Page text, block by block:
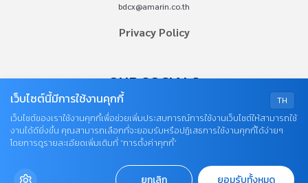
bdcx@amarin.co.th
Privacy Policy
OUR SOCIALS
© COPYRIGHT 2026
TH
เว็บไซต์นี้มีการใช้งานคุกกี้
เว็บไซต์ของเราใช้งานคุกกี้เพื่อช่วยเพิ่มประสบการณ์การใช้งานเว็บไซต์ให้สามารถใช้
งานได้ดียิ่งขึ้น คุณสามารถเลือกที่จะยอมรับหรือปฏิเสธการใช้งานคุกกี้ได้ง่ายๆ
โดยการดูรายละเอียดเพิ่มเติมที่ “การตั้งค่าคุกกี้”
ยกเลิก ยอมรับทั้งหมด